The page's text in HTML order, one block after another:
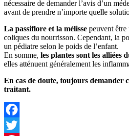
nécessaire de demander l’avis d’un
avant de prendre n’importe quelle
La passiflore et la mélisse peuvent être
coliques du nourrisson. Cependant, la
un pédiatre selon le poids de l’enfant.
En somme, les plantes sont les alliées
elles atténuent généralement les
En cas de doute, toujours demander
traitant.
Facebook